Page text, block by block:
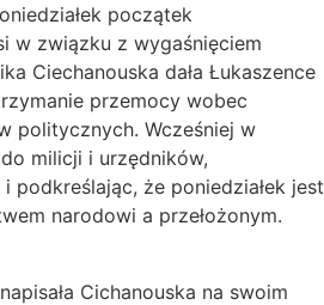
początek
w związku z wygaśnięciem
Ciechanouska dała Łukaszence
przemocy wobec
politycznych. Wcześniej w
milicji i urzędników,
podkreślając, że poniedziałek jest
narodowi a przełożonym.
Cichanouska na swoim